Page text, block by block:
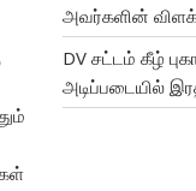
அவர்களின்
DV சட்டம் கீழ்
அடிப்படையில்